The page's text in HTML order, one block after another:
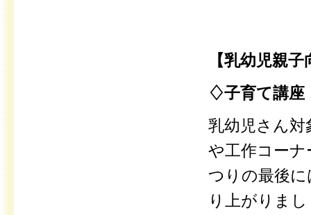
【乳幼児親
♢子育て講座
乳幼児さん
や工作コー
つりの最後
り上がりま